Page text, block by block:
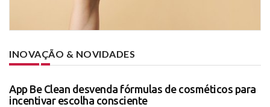
INOVAÇÃO & NOVIDADES
App Be Clean desvenda fórmulas de cosméticos para
incentivar escolha consciente